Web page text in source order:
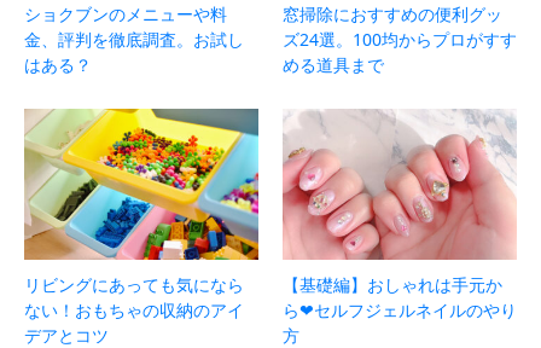
ショクブンのメニューや料
金、評判を徹底調査。お試し
はある？
窓掃除におすすめの便利グッ
ズ24選。100均からプロがすす
める道具まで
リビングにあっても気になら
ない！おもちゃの収納のアイ
デアとコツ
【基礎編】おしゃれは手元か
ら❤セルフジェルネイルのやり
方